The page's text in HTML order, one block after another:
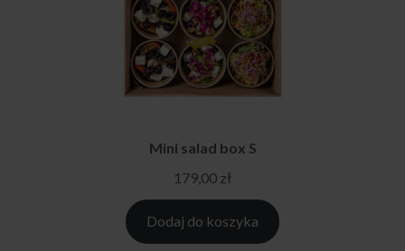
Mini salad box S
179,00 zł
Dodaj do koszyka